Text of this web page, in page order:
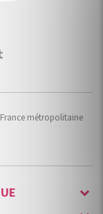
métropolitaine